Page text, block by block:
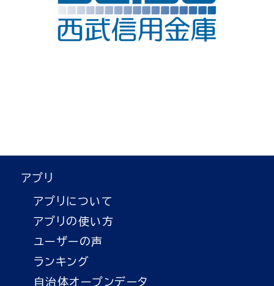
アプリ
アプリについて
アプリの使い方
ユーザーの声
ランキング
自治体オープンデータ